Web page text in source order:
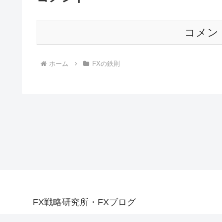
コメン
ホーム FXの鉄則
FX戦略研究所・FXブログ